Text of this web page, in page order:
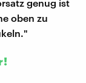
genug ist
oben zu